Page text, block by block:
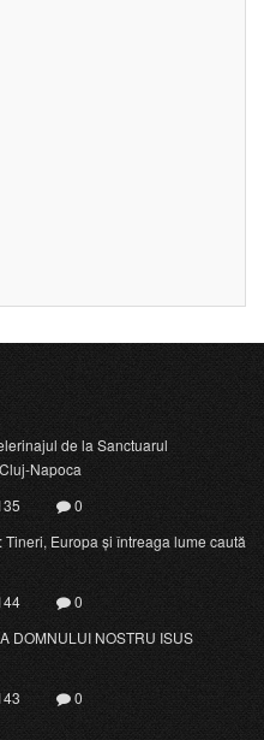
de la Sanctuarul
Napoca
0
Europa și întreaga lume caută
0
DOMNULUI NOSTRU ISUS
0